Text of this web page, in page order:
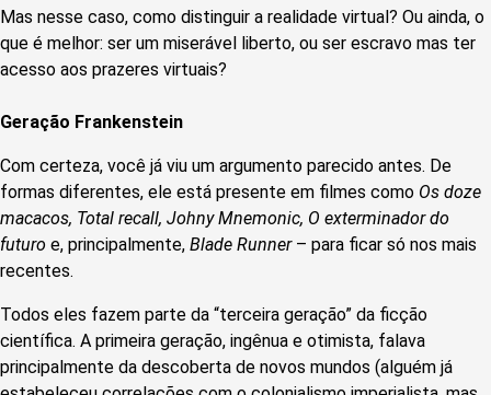
Mas nesse caso, como distinguir a realidade virtual? Ou ainda, o
que é melhor: ser um miserável liberto, ou ser escravo mas ter
acesso aos prazeres virtuais?
Geração Frankenstein
Com certeza, você já viu um argumento parecido antes. De
formas diferentes, ele está presente em filmes como Os doze
macacos, Total recall, Johny Mnemonic, O exterminador do
futuro e, principalmente, Blade Runner– para ficar só nos mais
recentes.
Todos eles fazem parte da “terceira geração” da ficção
científica. A primeira geração, ingênua e otimista, falava
principalmente da descoberta de novos mundos (alguém já